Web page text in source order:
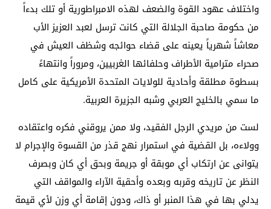
واختلاف عهود القوة والضعف لهذه الامبراطورية أو تلك بدءاً
من حكومة صاحبة الجلالة التي كانت ترسل لعبد العزيز الأب
معاشاً شهرياً يعينه على قضاء حوائجه وشظف العيش في
صحراء مترامية الأطراف وحلفائها الغربيين، ومروراً وانتهاءً
بسطوة مطلقة وأحادية للولايات المتحدة الأمريكية على كامل
ما سمي بالخليج العربي وشبه الجزيرة العربية.
لست من مريدي الرجل الفقيد، ولا ممن يروقني فكره واعتقاده
وولاءه، بل القضية في استمرار نهج قذر من القسوة والإجرام لا
يتوانى عن ارتكاب أي موبقة أو جريمة وبحق أي كان وبصرف
النظر عن تاريخه وقربه وبعده وأحقية الآراء والمواقف التي
يدلي بها في هذا المنبر أو ذاك، ودون إقامة أي وزن لأي قيمة